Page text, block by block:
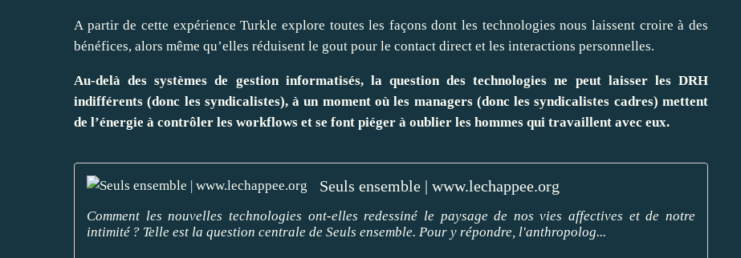
A partir de cette expérience Turkle explore toutes les façons dont les technologies nous laissent croire à des
bénéfices, alors même qu’elles réduisent le gout pour le contact direct et les interactions personnelles.
Au-delà des systèmes de gestion informatisés, la question des technologies ne peut laisser les DRH
indifférents (donc les syndicalistes), à un moment où les managers (donc les syndicalistes cadres) mettent
de l’énergie à contrôler les workflows et se font piéger à oublier les hommes qui travaillent avec eux.
Seuls ensemble | www.lechappee.org
Comment les nouvelles technologies ont-elles redessiné le paysage de nos vies affectives et de notre
intimité ? Telle est la question centrale de Seuls ensemble. Pour y répondre, l'anthropolog...